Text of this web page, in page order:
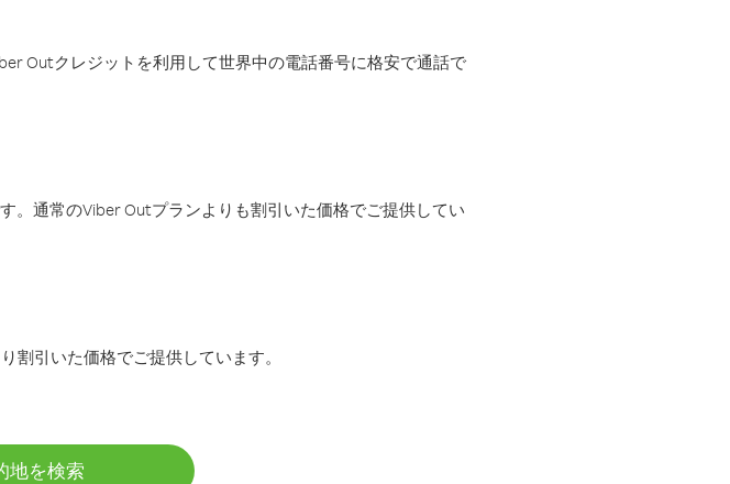
Outクレジットを利用して世界中の電話番号に格安で通話で
。通常のViber Outプランよりも割引いた価格でご提供してい
割引いた価格でご提供しています。
地を検索